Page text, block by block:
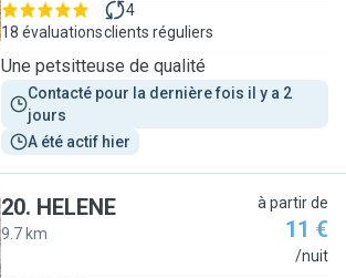
18 évaluations
4
clients réguliers
Une petsitteuse de qualité
Contacté pour la dernière fois il y a 2
jours
A été actif hier
20. HELENE
9.7 km
à partir de
11 €
/nuit